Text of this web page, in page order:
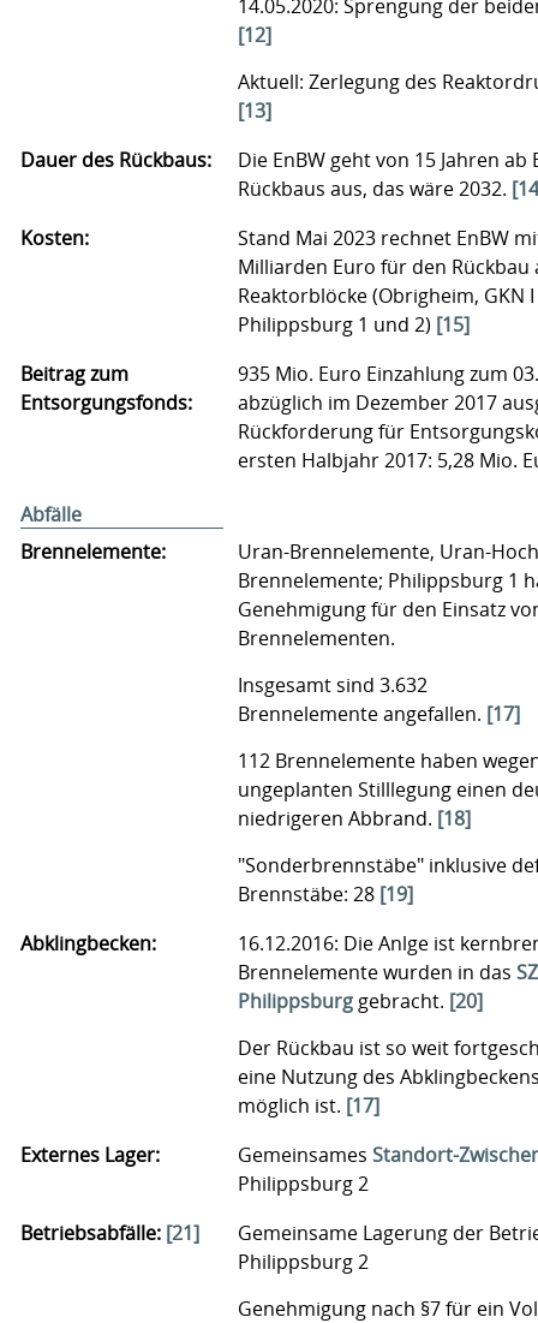
14.05.2020: Sprengung der
[12]
Aktuell: Zerlegung des
[13]
Dauer des Rückbaus:
Die EnBW geht von 15 Jahren ab
Rückbaus aus, das wäre 2032.
Kosten:
Stand Mai 2023 rechnet EnBW
Milliarden Euro für den Rückbau
Reaktorblöcke (Obrigheim, GKN
Philippsburg 1 und 2) [15]
Beitrag zum
Entsorgungsfonds:
935 Mio. Euro Einzahlung zum
abzüglich im Dezember 2017
Rückforderung für
ersten Halbjahr 2017: 5,28 Mio.
Abfälle
Brennelemente:
Uran-Brennelemente, Uran-
Brennelemente; Philippsburg 1
Genehmigung für den Einsatz
Brennelementen.
Insgesamt sind 3.632
Brennelemente angefallen. [17]
112 Brennelemente haben
ungeplanten Stilllegung einen
niedrigeren Abbrand. [18]
"Sonderbrennstäbe" inklusive
Brennstäbe: 28 [19]
Abklingbecken:
16.12.2016: Die Anlge ist
Brennelemente wurden in das
Philippsburg gebracht. [20]
Der Rückbau ist so weit
eine Nutzung des
möglich ist. [17]
Externes Lager:
Gemeinsames Standort-
Philippsburg 2
Betriebsabfälle: [21]
Gemeinsame Lagerung der
Philippsburg 2
Genehmigung nach §7 für ein